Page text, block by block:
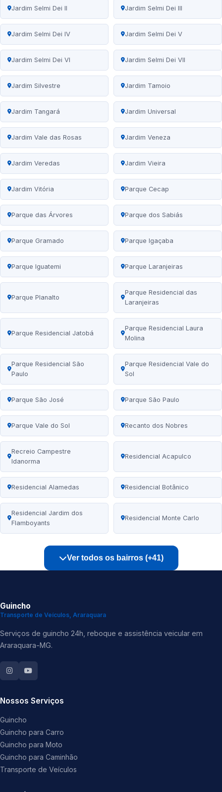
Jardim Selmi Dei II Jardim Selmi Dei III
Jardim Selmi Dei IV Jardim Selmi Dei V
Jardim Selmi Dei VI Jardim Selmi Dei VII
Jardim Silvestre Jardim Tamoio
Jardim Tangará Jardim Universal
Jardim Vale das Rosas Jardim Veneza
Jardim Veredas Jardim Vieira
Jardim Vitória Parque Cecap
Parque das Árvores Parque dos Sabiás
Parque Gramado Parque Igaçaba
Parque Iguatemi Parque Laranjeiras
Parque Planalto
Parque Residencial das
Laranjeiras
Parque Residencial Jatobá
Parque Residencial Laura
Molina
Parque Residencial São
Paulo
Parque Residencial Vale do
Sol
Parque São José Parque São Paulo
Parque Vale do Sol Recanto dos Nobres
Recreio Campestre
Idanorma
Residencial Acapulco
Residencial Alamedas Residencial Botânico
Residencial Jardim dos
Flamboyants
Residencial Monte Carlo
Ver todos os bairros (+41)
Guincho
Transporte de Veículos, Araraquara
Serviços de guincho 24h, reboque e assistência veicular em
Araraquara-MG.
Nossos Serviços
Guincho
Guincho para Carro
Guincho para Moto
Guincho para Caminhão
Transporte de Veículos